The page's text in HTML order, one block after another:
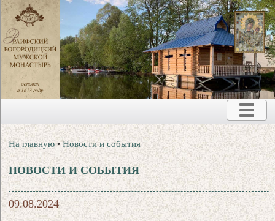
На главную •Новости и события
НОВОСТИ И СОБЫТИЯ
09.08.2024